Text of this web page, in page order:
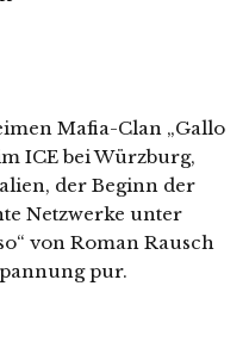
Mafia-Clan „Gallo
ICE bei Würzburg,
der Beginn der
Netzwerke unter
von Roman Rausch
pur.